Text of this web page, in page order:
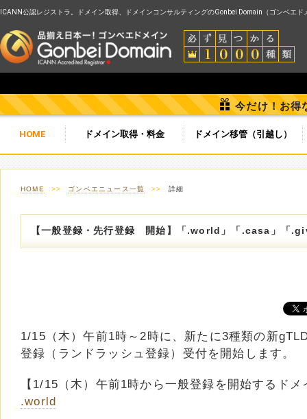
ICANN公認レジストラ。ドメイン取得、ドメインコンサルティングのGonbei Domain（ゴンベエド
今だけ！お得
HOME ドメイン取得・料金 ドメイン移管（引越し）
HOME >> ゴンベエニュース一覧 >> 詳細
【一般登録・先行登録 開始】「.world」「.casa」「
1/15（木）午前1時～2時に、新たに3種類の新
登録（ランドラッシュ登録）受付を開始します。
【1/15（木）午前1時から一般登録を開始するドメ
.world